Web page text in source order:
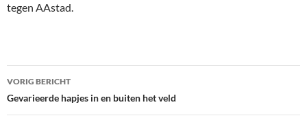
tegen AAstad.
Bericht
navigatie
VORIG BERICHT
Gevarieerde hapjes in en buiten het veld